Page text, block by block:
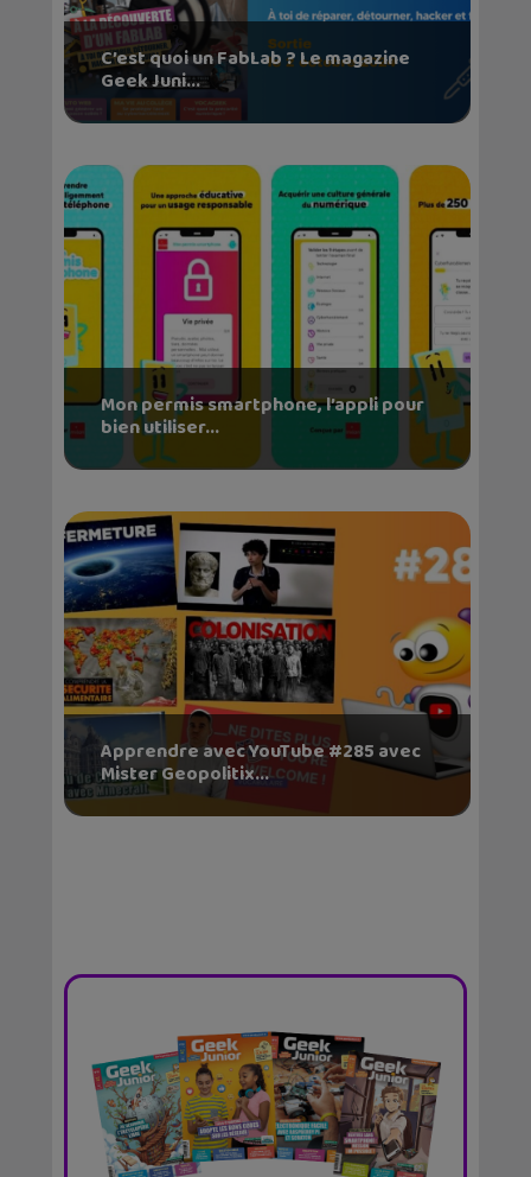
C’est quoi un FabLab ? Le magazine
Geek Juni...
Mon permis smartphone, l’appli pour
bien utiliser...
Apprendre avec YouTube #285 avec
Mister Geopolitix...